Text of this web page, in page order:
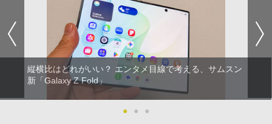
縦横比はどれがいい？ エンタメ目線で考える、サムスン
新「Galaxy Z Fold」
● ● ●